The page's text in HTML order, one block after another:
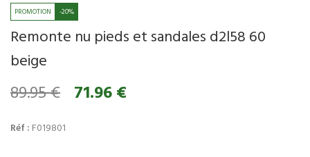
-20%
Remonte nu pieds et sandales d2l58 60
beige
89.95 € 71.96 €
Réf : F019801